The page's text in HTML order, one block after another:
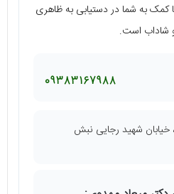
به شما در دستیابی به ظاهری
شاداب است.
09383167988
خیابان شهید رجایی نبش